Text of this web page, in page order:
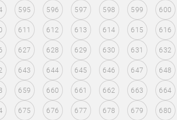
595 596 597 598 599 600
611 612 613 614 615 616
627 628 629 630 631 632
643 644 645 646 647 648
659 660 661 662 663 664
675 676 677 678 679 680